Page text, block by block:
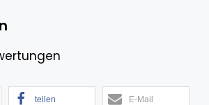
teilen E-Mail